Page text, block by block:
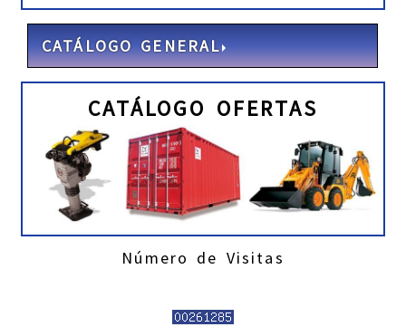
CATÁLOGO GENERAL
CATÁLOGO OFERTAS
Número de Visitas